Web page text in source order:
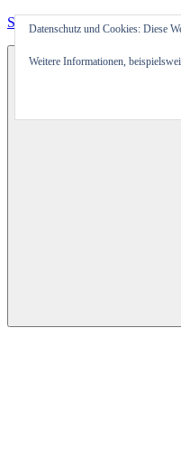
Zum
Inhalt
springen
SpVgg 1904 Erlangen e. V.
Osten
Datenschutz und Cookies: Diese
Weitere Informationen,